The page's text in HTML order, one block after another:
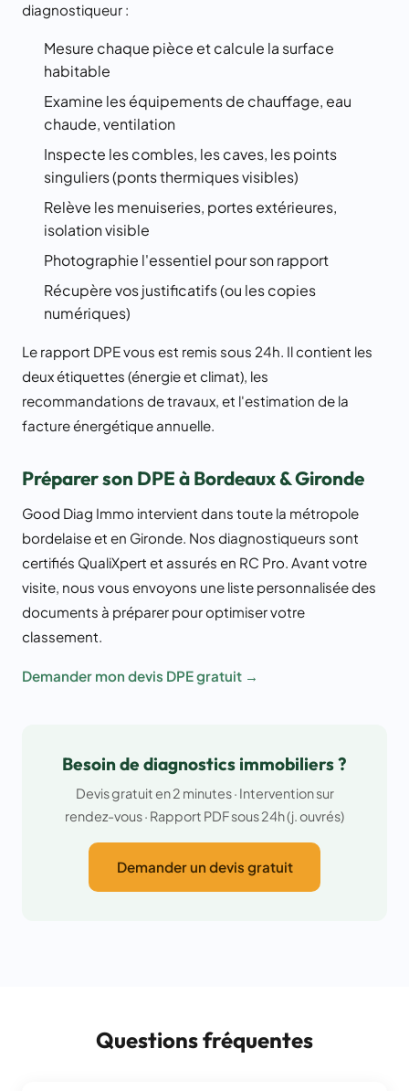
diagnostiqueur :
Mesure chaque pièce et calcule la surface
habitable
Examine les équipements de chauffage, eau
chaude, ventilation
Inspecte les combles, les caves, les points
singuliers (ponts thermiques visibles)
Relève les menuiseries, portes extérieures,
isolation visible
Photographie l'essentiel pour son rapport
Récupère vos justificatifs (ou les copies
numériques)
Le rapport DPE vous est remis sous 24h. Il contient les
deux étiquettes (énergie et climat), les
recommandations de travaux, et l'estimation de la
facture énergétique annuelle.
Préparer son DPE à Bordeaux & Gironde
Good Diag Immo intervient dans toute la métropole
bordelaise et en Gironde. Nos diagnostiqueurs sont
certifiés QualiXpert et assurés en RC Pro. Avant votre
visite, nous vous envoyons une liste personnalisée des
documents à préparer pour optimiser votre
classement.
Demander mon devis DPE gratuit →
Besoin de diagnostics immobiliers ?
Devis gratuit en 2 minutes · Intervention sur
rendez-vous · Rapport PDF sous 24h (j. ouvrés)
Demander un devis gratuit
Questions fréquentes